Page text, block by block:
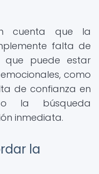
cuenta que la
falta de
que puede estar
como
de confianza en
o la búsqueda
inmediata.
la